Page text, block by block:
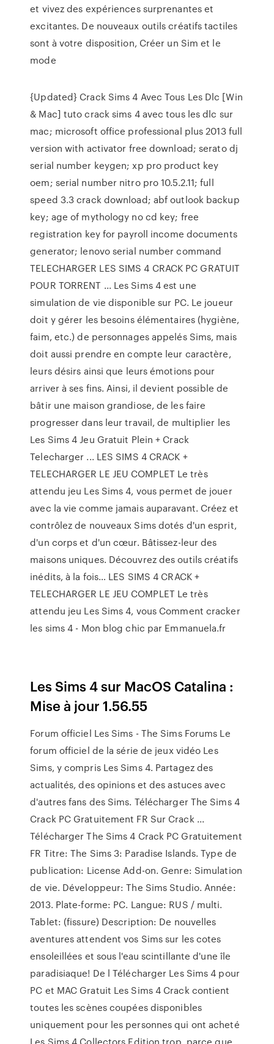
et vivez des expériences surprenantes et
excitantes. De nouveaux outils créatifs tactiles
sont à votre disposition, Créer un Sim et le
mode
{Updated} Crack Sims 4 Avec Tous Les Dlc [Win
& Mac] tuto crack sims 4 avec tous les dlc sur
mac; microsoft office professional plus 2013 full
version with activator free download; serato dj
serial number keygen; xp pro product key
oem; serial number nitro pro 10.5.2.11; full
speed 3.3 crack download; abf outlook backup
key; age of mythology no cd key; free
registration key for payroll income documents
generator; lenovo serial number command
TELECHARGER LES SIMS 4 CRACK PC GRATUIT
POUR TORRENT ... Les Sims 4 est une
simulation de vie disponible sur PC. Le joueur
doit y gérer les besoins élémentaires (hygiène,
faim, etc.) de personnages appelés Sims, mais
doit aussi prendre en compte leur caractère,
leurs désirs ainsi que leurs émotions pour
arriver à ses fins. Ainsi, il devient possible de
bâtir une maison grandiose, de les faire
progresser dans leur travail, de multiplier les
Les Sims 4 Jeu Gratuit Plein + Crack
Telecharger ... LES SIMS 4 CRACK +
TELECHARGER LE JEU COMPLET Le très
attendu jeu Les Sims 4, vous permet de jouer
avec la vie comme jamais auparavant. Créez et
contrôlez de nouveaux Sims dotés d'un esprit,
d'un corps et d'un cœur. Bâtissez-leur des
maisons uniques. Découvrez des outils créatifs
inédits, à la fois… LES SIMS 4 CRACK +
TELECHARGER LE JEU COMPLET Le très
attendu jeu Les Sims 4, vous Comment cracker
les sims 4 - Mon blog chic par Emmanuela.fr
Les Sims 4 sur MacOS Catalina :
Mise à jour 1.56.55
Forum officiel Les Sims - The Sims Forums Le
forum officiel de la série de jeux vidéo Les
Sims, y compris Les Sims 4. Partagez des
actualités, des opinions et des astuces avec
d'autres fans des Sims. Télécharger The Sims 4
Crack PC Gratuitement FR Sur Crack ...
Télécharger The Sims 4 Crack PC Gratuitement
FR Titre: The Sims 3: Paradise Islands. Type de
publication: License Add-on. Genre: Simulation
de vie. Développeur: The Sims Studio. Année:
2013. Plate-forme: PC. Langue: RUS / multi.
Tablet: (fissure) Description: De nouvelles
aventures attendent vos Sims sur les cotes
ensoleillées et sous l'eau scintillante d'une île
paradisiaque! De l Télécharger Les Sims 4 pour
PC et MAC Gratuit Les Sims 4 Crack contient
toutes les scènes coupées disponibles
uniquement pour les personnes qui ont acheté
Les Sims 4 Collectors Edition trop, parce que